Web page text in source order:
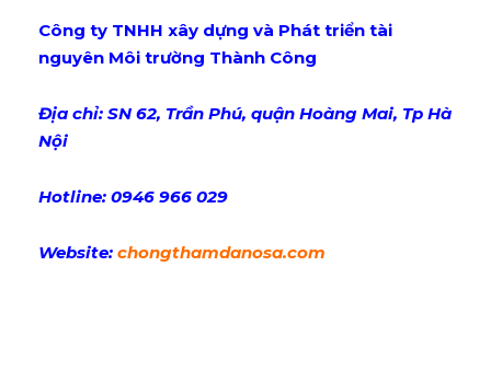
Công ty TNHH xây dựng và Phát triển tài
nguyên Môi trường Thành Công
Địa chỉ: SN 62, Trần Phú, quận Hoàng Mai, Tp Hà
Nội
Hotline: 0946 966 029
Website: chongthamdanosa.com